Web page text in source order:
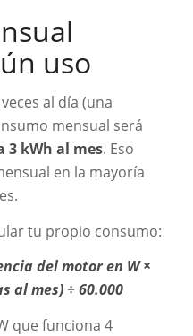
uso
al día (una
mensual será
3 kWh al mes. Eso
en la mayoría
tu propio consumo:
del motor en W ×
al mes) ÷ 60.000
que funciona 4